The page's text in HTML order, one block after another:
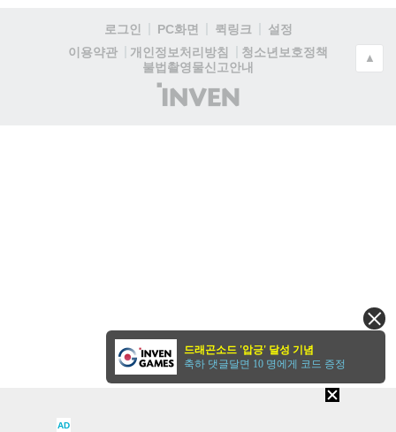
로그인 PC화면 퀵링크
설정
이용약관
개인정보처리방침
청소년보호정책
불법촬영물신고안내
(주)
인
▲
AD
드래곤소드 '압긍' 달성 기념
축하 댓글달면 10 명에게 코드 증정